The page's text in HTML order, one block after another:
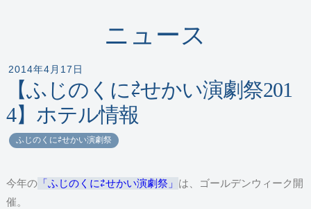
ニュース
2014年4月17日
【ふじのくに⇄せかい演劇祭201
4】ホテル情報
ふじのくに⇄せかい演劇祭
今年の「ふじのくに⇄せかい演劇祭」 は、ゴールデンウィーク開
催。